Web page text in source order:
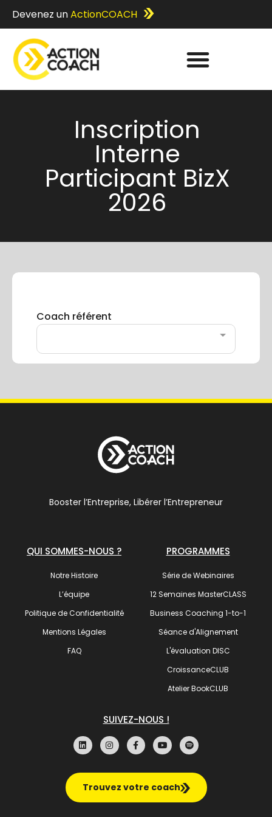
Devenez unActionCOACH
Inscription
Interne
Participant BizX
2026
Booster l’Entreprise, Libérer l’Entrepreneur
QUI SOMMES-NOUS ?
Notre Histoire
L’équipe
Politique de Confidentialité
Mentions Légales
FAQ
PROGRAMMES
Série de Webinaires
12 Semaines MasterCLASS
Business Coaching 1-to-1
Séance d'Alignement
L'évaluation DISC
CroissanceCLUB
Atelier BookCLUB
SUIVEZ-NOUS !
Trouvez votre coach